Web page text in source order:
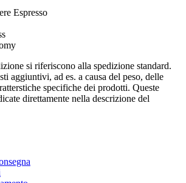
si riferiscono alla spedizione standard.
aggiuntivi, ad es. a causa del peso, delle
specifiche dei prodotti. Queste
direttamente nella descrizione del